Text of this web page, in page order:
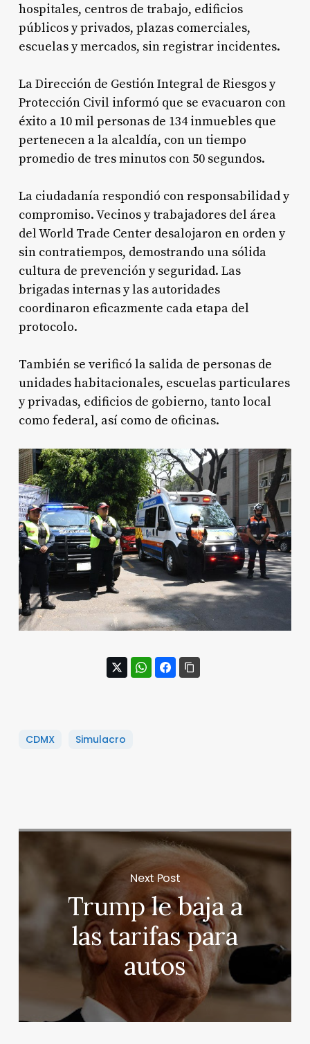
hospitales, centros de trabajo, edificios
públicos y privados, plazas comerciales,
escuelas y mercados, sin registrar incidentes.
La Dirección de Gestión Integral de Riesgos y
Protección Civil informó que se evacuaron con
éxito a 10 mil personas de 134 inmuebles que
pertenecen a la alcaldía, con un tiempo
promedio de tres minutos con 50 segundos.
La ciudadanía respondió con responsabilidad y
compromiso. Vecinos y trabajadores del área
del World Trade Center desalojaron en orden y
sin contratiempos, demostrando una sólida
cultura de prevención y seguridad. Las
brigadas internas y las autoridades
coordinaron eficazmente cada etapa del
protocolo.
También se verificó la salida de personas de
unidades habitacionales, escuelas particulares
y privadas, edificios de gobierno, tanto local
como federal, así como de oficinas.
CDMX Simulacro
Next Post
Trump le baja a
las tarifas para
autos